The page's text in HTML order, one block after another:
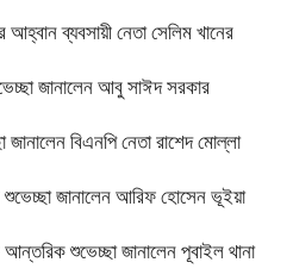
আহ্বান ব্যবসায়ী নেতা সেলিম খানের
জানালেন আবু সাঈদ সরকার
বিএনপি নেতা রাশেদ মোল্লা
জানালেন আরিফ হোসেন ভূইয়া
শুভেচ্ছা জানালেন পূবাইল থানা